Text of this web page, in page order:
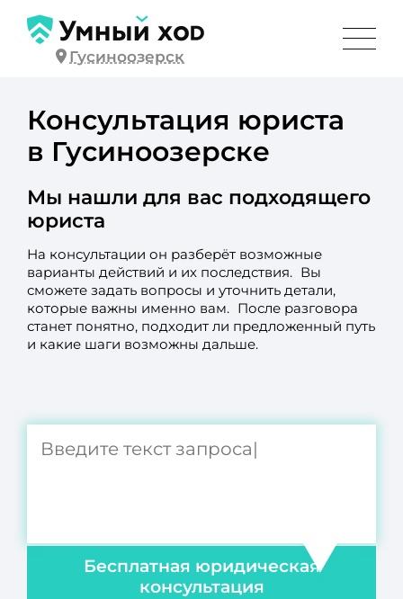
Гусиноозерск
Консультация юриста
в Гусиноозерске
Мы нашли для вас подходящего
юриста
На консультации он разберёт возможные
варианты действий и их последствия. Вы
сможете задать вопросы и уточнить детали,
которые важны именно вам. После разговора
станет понятно, подходит ли предложенный путь
и какие шаги возможны дальше.
Бесплатная юридическая
консультация